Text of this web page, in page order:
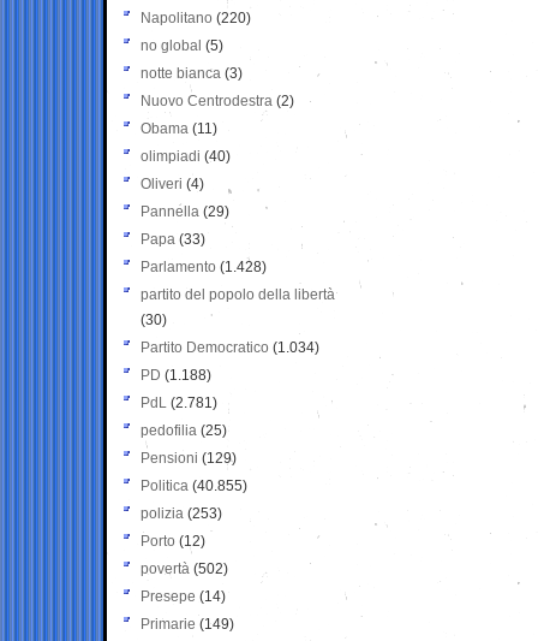
Napolitano (220)
no global (5)
notte bianca (3)
Nuovo Centrodestra (2)
Obama (11)
olimpiadi (40)
Oliveri (4)
Pannella (29)
Papa (33)
Parlamento (1.428)
partito del popolo della libertà
(30)
Partito Democratico (1.034)
PD (1.188)
PdL (2.781)
pedofilia (25)
Pensioni (129)
Politica (40.855)
polizia (253)
Porto (12)
povertà (502)
Presepe (14)
Primarie (149)